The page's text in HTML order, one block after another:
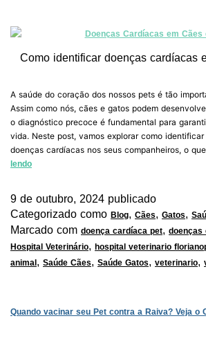
Como identificar doenças cardíacas
A saúde do coração dos nossos pets é tão
Assim como nós, cães e gatos podem
o diagnóstico precoce é fundamental para
vida. Neste post, vamos explorar como
doenças cardíacas nos seus companheiros, o
lendo
9 de outubro, 2024 publicado
Categorizado como Blog, Cães, Gatos,
Marcado com doença cardíaca pet, doenças
Hospital Veterinário, hospital veterinario
animal , Saúde Cães, Saúde Gatos, veterinario,
Quando vacinar seu Pet contra a Raiva? Veja o